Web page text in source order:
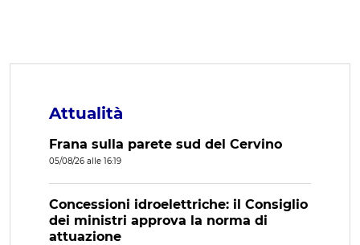
Attualità
Frana sulla parete sud del Cervino
05/08/26 alle 16:19
Concessioni idroelettriche: il Consiglio
dei ministri approva la norma di
attuazione